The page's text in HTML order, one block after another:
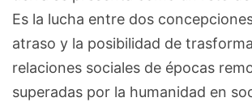
Es la lucha entre dos
atraso y la posibilidad de
relaciones sociales de épocas
superadas por la humanidad en